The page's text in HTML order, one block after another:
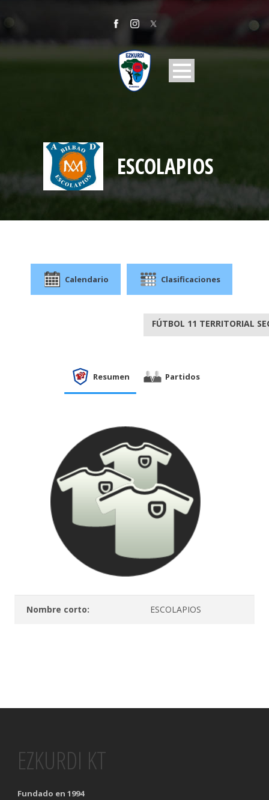
ESCOLAPIOS
Calendario Clasificaciones
FÚTBOL 11 TERRITORIAL
Resumen Partidos
Nombre corto: ESCOLAPIOS
EZKURDI KT
Fundado en 1994